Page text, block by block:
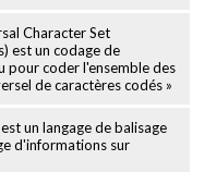
Character Set
est un codage de
pour coder l'ensemble des
de caractères codés »
un langage de balisage
d'informations sur